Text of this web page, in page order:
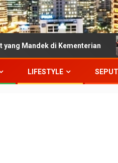
Kementerian Ujian
LIFESTYLE